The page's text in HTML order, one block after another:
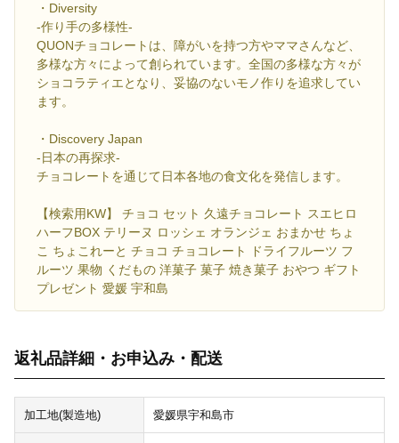
・Diversity
-作り手の多様性-
QUONチョコレートは、障がいを持つ方やママさんなど、
多様な方々によって創られています。全国の多様な方々が
ショコラティエとなり、妥協のないモノ作りを追求してい
ます。
・Discovery Japan
-日本の再探求-
チョコレートを通じて日本各地の食文化を発信します。
【検索用KW】 チョコ セット 久遠チョコレート スエヒロ
ハーフBOX テリーヌ ロッシェ オランジェ おまかせ ちょ
こ ちょこれーと チョコ チョコレート ドライフルーツ フ
ルーツ 果物 くだもの 洋菓子 菓子 焼き菓子 おやつ ギフト
プレゼント 愛媛 宇和島
返礼品詳細・お申込み・配送
加工地(製造地) 愛媛県宇和島市